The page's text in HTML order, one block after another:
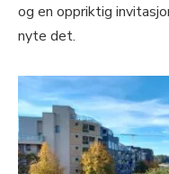
og en oppriktig
nyte det.